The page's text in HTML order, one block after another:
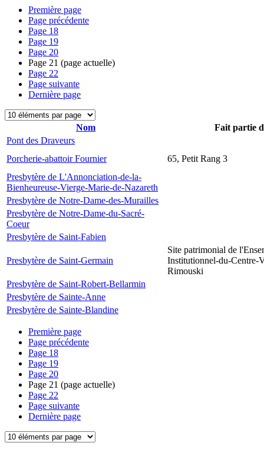
Première page
Page précédente
Page 18
Page 19
Page 20
Page 21 (page actuelle)
Page 22
Page suivante
Dernière page
Nom
Fait partie
Pont des Draveurs
Porcherie-abattoir Fournier
65, Petit Rang 3
Presbytère de L'Annonciation-de-la-
Bienheureuse-Vierge-Marie-de-Nazareth
Presbytère de Notre-Dame-des-Murailles
Presbytère de Notre-Dame-du-Sacré-
Coeur
Presbytère de Saint-Fabien
Presbytère de Saint-Germain
Site patrimonial de
Institutionnel-du-Centre-
Rimouski
Presbytère de Saint-Robert-Bellarmin
Presbytère de Sainte-Anne
Presbytère de Sainte-Blandine
Première page
Page précédente
Page 18
Page 19
Page 20
Page 21 (page actuelle)
Page 22
Page suivante
Dernière page